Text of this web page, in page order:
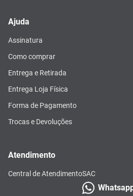
Ajuda
Assinatura
Como comprar
Entrega e Retirada
Entrega Loja Física
Forma de Pagamento
Trocas e Devoluções
Atendimento
Central de AtendimentoSAC